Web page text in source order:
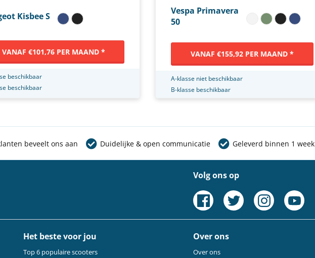
Kisbee S
VANAF €101,76 PER MAAND *
beschikbaar
beschikbaar
Vespa Primavera
50
VANAF €155,92 PER MAAND *
A-klasse niet beschikbaar
B-klasse beschikbaar
beveelt ons aan Duidelijke & open communicatie Geleverd binnen 1 week
Volg ons op
Het beste voor jou
Top 6 populaire scooters
Over ons
Over ons